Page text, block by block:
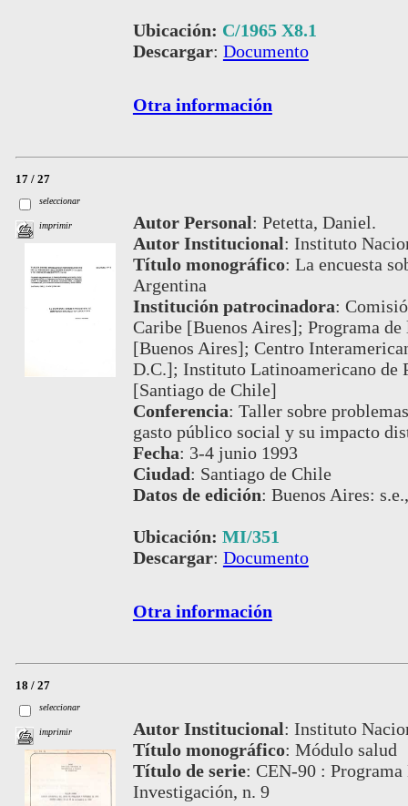
Ubicación: C/1965 X8.1
Descargar: Documento
Otra información
17 / 27
seleccionar
imprimir Autor Personal: Petetta, Daniel.
Autor Institucional: Instituto
Título monográfico: La encuesta
Argentina
Institución patrocinadora:
Caribe [Buenos Aires]; Programa
[Buenos Aires]; Centro
D.C.]; Instituto Latinoamericano de
[Santiago de Chile]
Conferencia: Taller sobre
gasto público social y su impacto
Fecha: 3-4 junio 1993
Ciudad: Santiago de Chile
Datos de edición: Buenos Aires:
Ubicación: MI/351
Descargar: Documento
Otra información
18 / 27
seleccionar
imprimir Autor Institucional: Instituto
Título monográfico: Módulo salud
Título de serie: CEN-90 :
Investigación, n. 9